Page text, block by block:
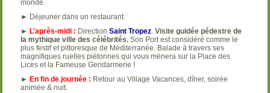
monde.
► Déjeuner dans un restaurant.
► L’après-midi : DirectionSaint Tropez.Visite guidée pédestre de
la mythique ville des célébrités. Son Port est considéré comme le
plus festif et pittoresque de Méditerranée. Balade à travers ses
magnifiques ruelles piétonnes qui vous mènera sur la Place des
Lices et la Fameuse Gendarmerie !
► En fin de journée : Retour au Village Vacances, dîner, soirée
animée & nuit.